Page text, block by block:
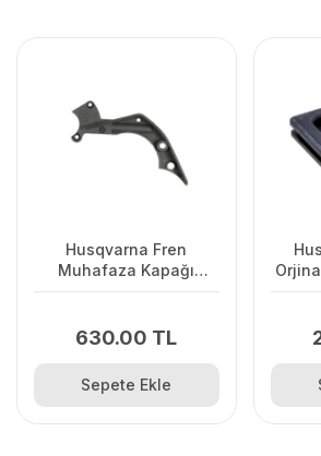
Husqvarna Fren
Muhafaza Kapağı
630.00 TL
Sepete Ekle